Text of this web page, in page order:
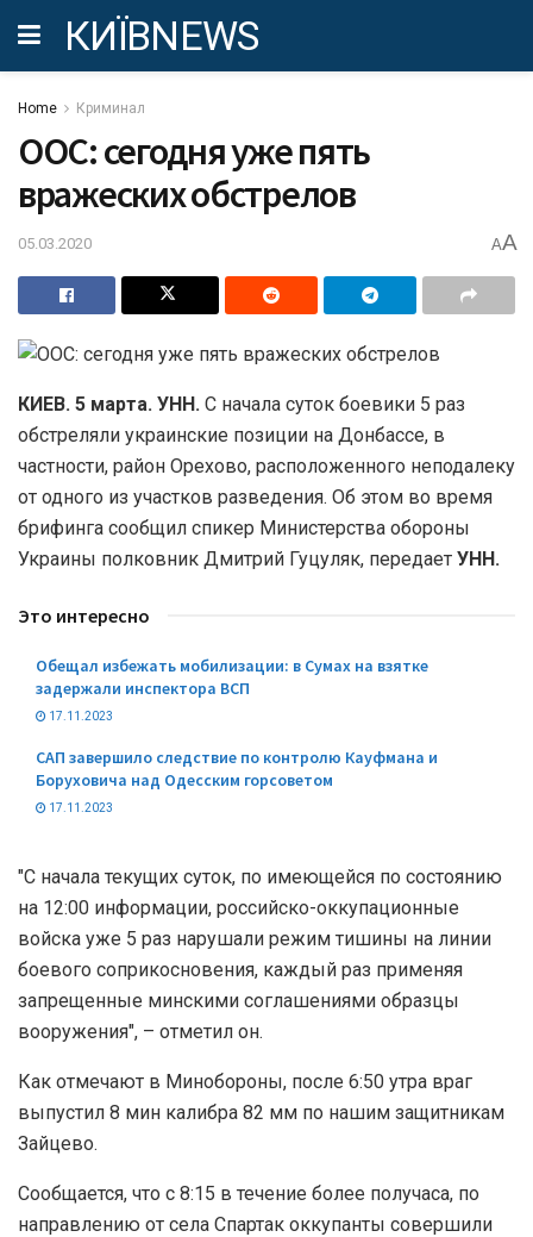
КИЇВNEWS
Home Криминал
ООС: сегодня уже пять
вражеских обстрелов
05.03.2020 AA
КИЕВ. 5 марта. УНН. С начала суток боевики 5 раз
обстреляли украинские позиции на Донбассе, в
частности, район Орехово, расположенного неподалеку
от одного из участков разведения. Об этом во время
брифинга сообщил спикер Министерства обороны
Украины полковник Дмитрий Гуцуляк, передает УНН.
Это интересно
Обещал избежать мобилизации: в Сумах на взятке
задержали инспектора ВСП
17.11.2023
САП завершило следствие по контролю Кауфмана и
Боруховича над Одесским горсоветом
17.11.2023
"С начала текущих суток, по имеющейся по состоянию
на 12:00 информации, российско-оккупационные
войска уже 5 раз нарушали режим тишины на линии
боевого соприкосновения, каждый раз применяя
запрещенные минскими соглашениями образцы
вооружения", – отметил он.
Как отмечают в Минобороны, после 6:50 утра враг
выпустил 8 мин калибра 82 мм по нашим защитникам
Зайцево.
Сообщается, что с 8:15 в течение более получаса, по
направлению от села Спартак оккупанты совершили